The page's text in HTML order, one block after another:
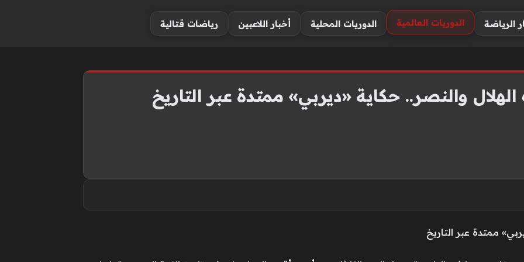
الرياضة الدوريات العالمية الدوريات المحلية أخبار اللاعبين رياضات قتالية
والنصر.. حكاية «ديربي» ممتدة عبر التاريخ
ممتدة عبر التاريخ